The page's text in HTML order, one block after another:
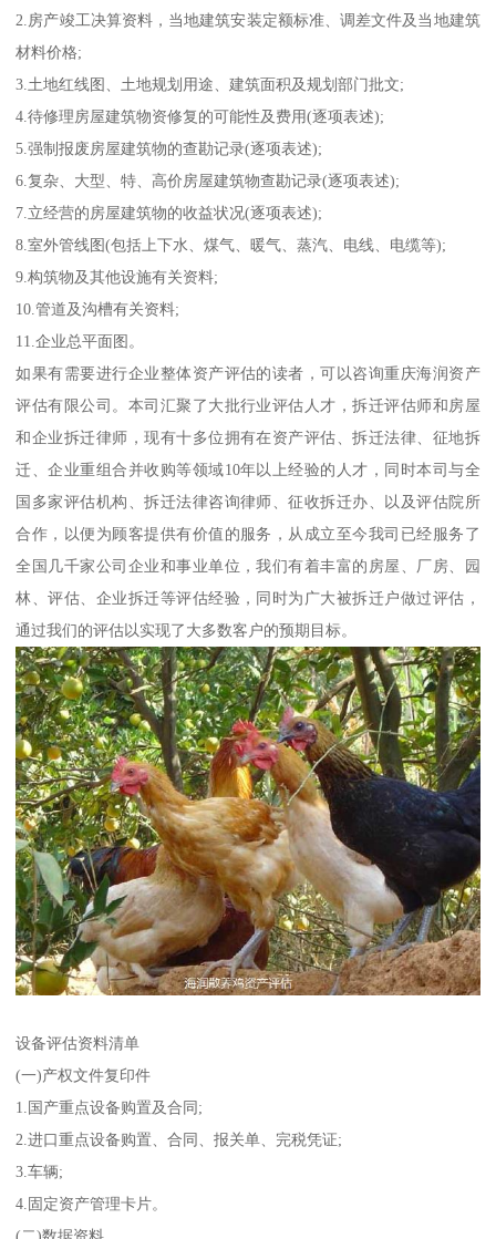
2.房产竣工决算资料，当地建筑安装定额标准、调差文件及当地建筑
材料价格;
3.土地红线图、土地规划用途、建筑面积及规划部门批文;
4.待修理房屋建筑物资修复的可能性及费用(逐项表述);
5.强制报废房屋建筑物的查勘记录(逐项表述);
6.复杂、大型、特、高价房屋建筑物查勘记录(逐项表述);
7.立经营的房屋建筑物的收益状况(逐项表述);
8.室外管线图(包括上下水、煤气、暖气、蒸汽、电线、电缆等);
9.构筑物及其他设施有关资料;
10.管道及沟槽有关资料;
11.企业总平面图。
如果有需要进行企业整体资产评估的读者，可以咨询重庆海润资产
评估有限公司。本司汇聚了大批行业评估人才，拆迁评估师和房屋
和企业拆迁律师，现有十多位拥有在资产评估、拆迁法律、征地拆
迁、企业重组合并收购等领域10年以上经验的人才，同时本司与全
国多家评估机构、拆迁法律咨询律师、征收拆迁办、以及评估院所
合作，以便为顾客提供有价值的服务，从成立至今我司已经服务了
全国几千家公司企业和事业单位，我们有着丰富的房屋、厂房、园
林、评估、企业拆迁等评估经验，同时为广大被拆迁户做过评估，
通过我们的评估以实现了大多数客户的预期目标。
设备评估资料清单
(一)产权文件复印件
1.国产重点设备购置及合同;
2.进口重点设备购置、合同、报关单、完税凭证;
3.车辆;
4.固定资产管理卡片。